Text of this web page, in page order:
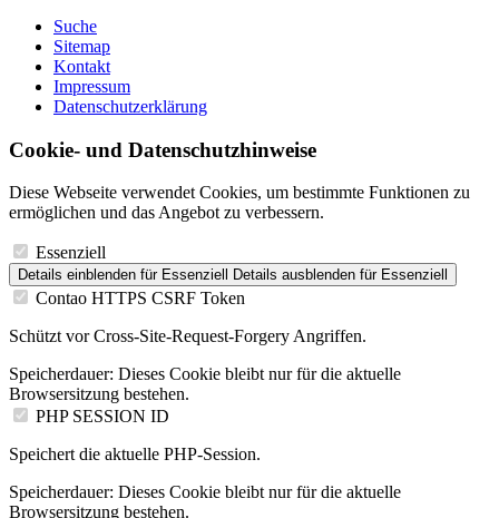
Suche
Sitemap
Kontakt
Impressum
Datenschutzerklärung
Cookie- und Datenschutzhinweise
Diese Webseite verwendet Cookies, um bestimmte Funktionen zu
ermöglichen und das Angebot zu verbessern.
Essenziell
Details einblenden für Essenziell Details ausblenden für Essenziell
Contao HTTPS CSRF Token
Schützt vor Cross-Site-Request-Forgery Angriffen.
Speicherdauer: Dieses Cookie bleibt nur für die aktuelle
Browsersitzung bestehen.
PHP SESSION ID
Speichert die aktuelle PHP-Session.
Speicherdauer: Dieses Cookie bleibt nur für die aktuelle
Browsersitzung bestehen.